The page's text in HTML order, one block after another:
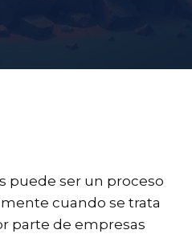
puede ser un proceso
cuando se trata
parte de empresas